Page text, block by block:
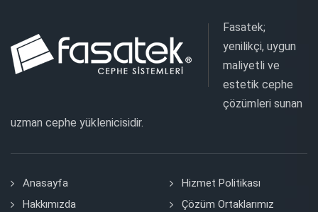
Fasatek;
yenilikçi, uygun
maliyetli ve
estetik cephe
çözümleri sunan
uzman cephe yüklenicisidir.
Anasayfa
Hakkımızda
Hizmet Politikası
Çözüm Ortaklarımız